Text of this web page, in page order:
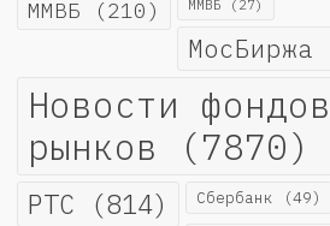
ММВБ (210) ММВБ (27)
МосБиржа
Новости
рынков (7870)
РТС (814) Сбербанк (49)